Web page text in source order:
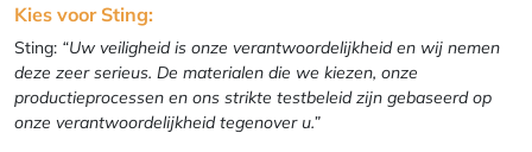
Kies voor Sting:
Sting: “Uw veiligheid is onze verantwoordelijkheid en wij nemen
deze zeer serieus. De materialen die we kiezen, onze
productieprocessen en ons strikte testbeleid zijn gebaseerd op
onze verantwoordelijkheid tegenover u.”